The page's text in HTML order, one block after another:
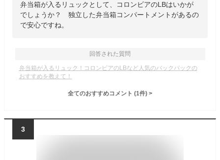
弁当箱が入るリュックとして、コロンビアのLBはいかが
でしょうか？ 独立した弁当箱コンパートメントがあるの
で安心ですね。
回答された質問
弁当箱が入るリュック！コロンビアのLBなど人気のバックパックの
おすすめを教えて！
全てのおすすめコメント (1件) >
3